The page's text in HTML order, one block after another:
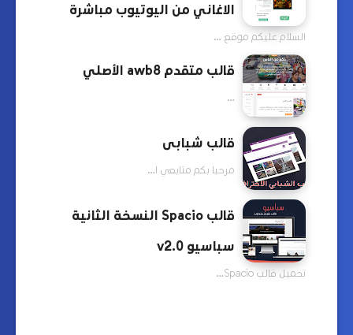
الاغاني من اليوتيوب مباشرة
السلام عليكم موقع …
قالب متقدم awb8 الأصلي
…
قالب شبابى
مرحبا بكم متابعي ا…
قالب Spacio النسخة الثانية
سباسيو v2.0
تحميل قالب Spacio…